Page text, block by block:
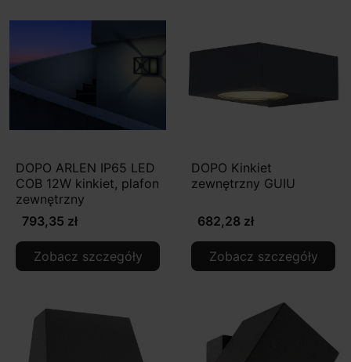
DOPO ARLEN IP65 LED
COB 12W kinkiet, plafon
zewnętrzny
793,35 zł
Zobacz szczegóły
DOPO Kinkiet
zewnętrzny GUIU
682,28 zł
Zobacz szczegóły